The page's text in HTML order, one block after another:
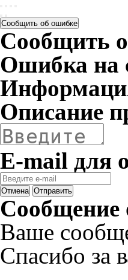
Сообщить об ошибке
Сообщить
Ошибка на
Описание
E-mail для
Отмена Отправить
Сообщение
Ваше
Спасибо за